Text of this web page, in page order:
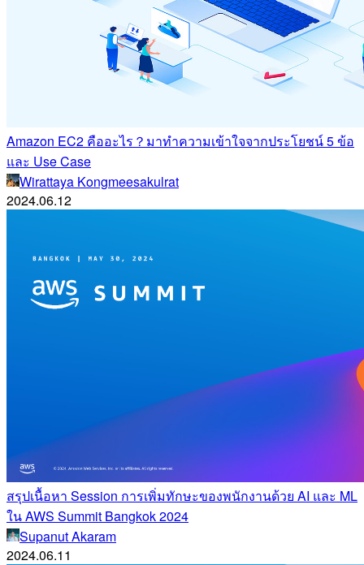
Amazon EC2 คืออะไร？มาทำความเข้าใจจากประโยชน์ 5 ข้อ
และ Use Case
Wirattaya Kongmeesakulrat
2024.06.12
สรุปเนื้อหา Session การเพิ่มทักษะของพนักงานด้วย AI และ ML
ใน AWS Summit Bangkok 2024
Supanut Akaram
2024.06.11